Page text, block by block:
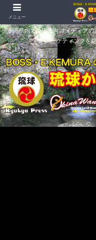
沖縄県内で外国人向けメディア
ーケティングを
メニュー